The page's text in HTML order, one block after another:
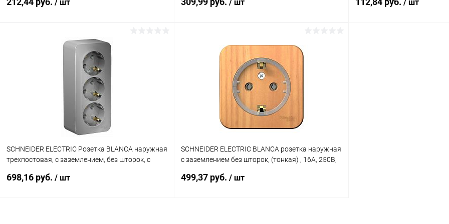
/ шт
В корзину
/ шт
В корзину
Купить в 1 клик К сравнению
В наличии
/ шт
SCHNEIDER ELECTRIC Розетка BLANCA наружная
трехпостовая, с заземлением, без шторок, с
(BLNRA010313)
698,16 руб. / шт
SCHNEIDER ELECTRIC BLANCA розетка наружная
с заземлением без шторок, (тонкая) , 16А, 250В,
499,37 руб. / шт